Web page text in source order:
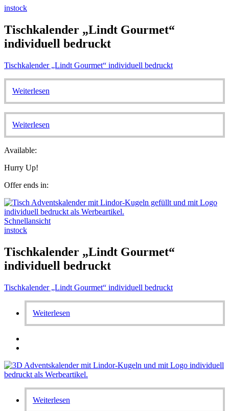
instock
Tischkalender „Lindt Gourmet“
individuell bedruckt
Tischkalender „Lindt Gourmet“ individuell bedruckt
Weiterlesen
Weiterlesen
Available:
Hurry Up!
Offer ends in:
Schnellansicht
instock
Tischkalender „Lindt Gourmet“
individuell bedruckt
Tischkalender „Lindt Gourmet“ individuell bedruckt
Weiterlesen
Weiterlesen